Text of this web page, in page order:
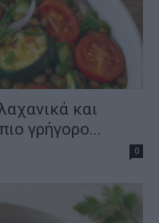
και
γρήγορο...
0